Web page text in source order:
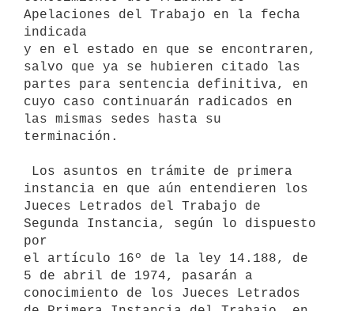
Apelaciones del Trabajo en la fecha
indicada
y en el estado en que se encontraren,
salvo que ya se hubieren citado las
partes para sentencia definitiva, en
cuyo caso continuarán radicados en
las mismas sedes hasta su
terminación.
instancia en que aún entendieren los
Jueces Letrados del Trabajo de
Segunda Instancia, según lo dispuesto
por
el artículo 16º de la ley 14.188, de
5 de abril de 1974, pasarán a
conocimiento de los Jueces Letrados